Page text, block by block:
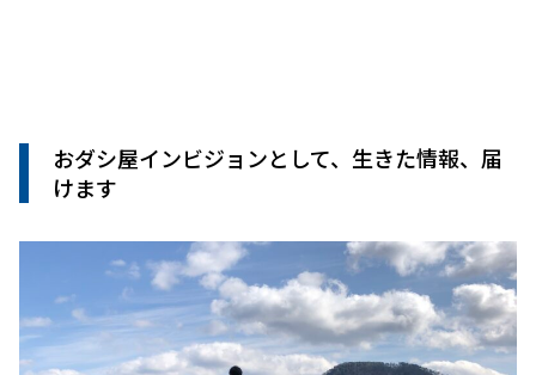
おダシ屋インビジョンとして、生きた情報、届
けます